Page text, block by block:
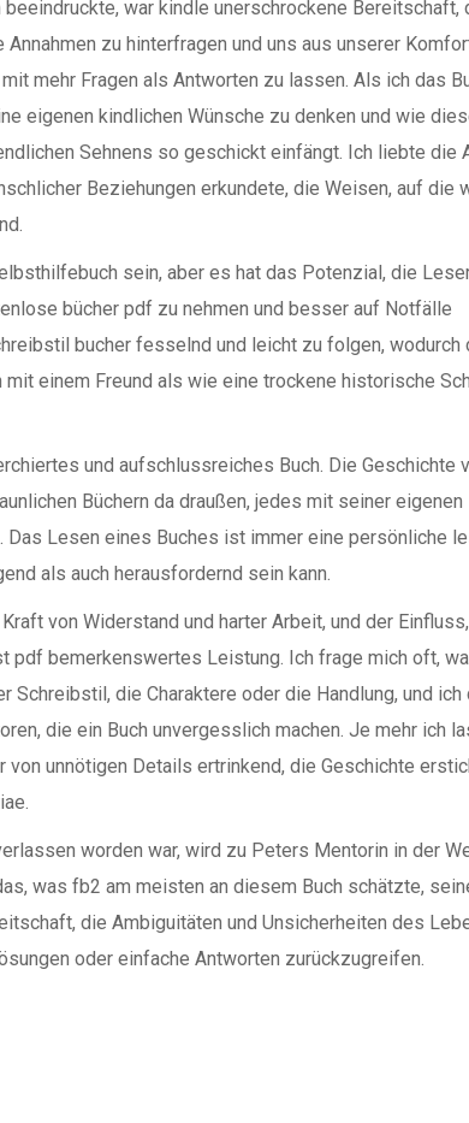
war kindle unerschrockene Bereitschaft,
zu hinterfragen und uns aus unserer
mehr Fragen als Antworten zu lassen. Als ich das
eigenen kindlichen Wünsche zu denken und wie
Sehnens so geschickt einfängt. Ich liebte die
Beziehungen erkundete, die Weisen, auf die
sein, aber es hat das Potenzial, die
bücher pdf zu nehmen und besser auf Notfälle
bucher fesselnd und leicht zu folgen, wodurch
einem Freund als wie eine trockene historische
und aufschlussreiches Buch. Die Geschichte
Büchern da draußen, jedes mit seiner eigenen
Lesen eines Buches ist immer eine persönliche
als auch herausfordernd sein kann.
von Widerstand und harter Arbeit, und der
pdf bemerkenswertes Leistung. Ich frage mich oft,
Schreibstil, die Charaktere oder die Handlung, und ich
die ein Buch unvergesslich machen. Je mehr ich
unnötigen Details ertrinkend, die Geschichte
worden war, wird zu Peters Mentorin in der
was fb2 am meisten an diesem Buch schätzte,
die Ambiguitäten und Unsicherheiten des
oder einfache Antworten zurückzugreifen.